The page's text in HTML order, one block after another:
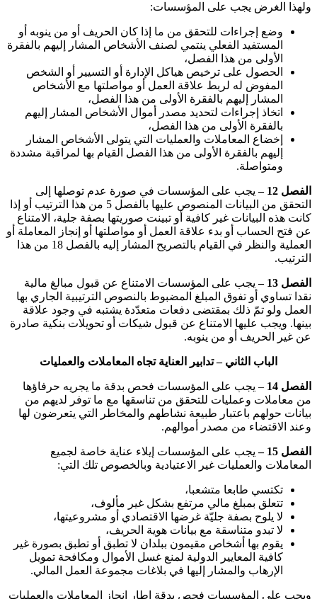
ولهذا الغرض يجب على المؤسسات:
وضع إجراءات للتحقق من ما إذا كان الحريف أو من ينوبه أو
المستفيد الفعلي ينتمي لصنف الأشخاص المشار إليهم بالفقرة
الأولى من هذا الفصل،
الحصول على ترخيص هياكل الإدارة أو التسيير أو الشخص
المفوض له لربط علاقة العمل أو مواصلتها مع الأشخاص
المشار إليهم بالفقرة الأولى من هذا الفصل،
اتخاذ إجراءات لتحديد مصدر أموال الأشخاص المشار إليهم
بالفقرة الأولى من هذا الفصل،
إخضاع المعاملات والعمليات التي يتولى الأشخاص المشار
إليهم بالفقرة الأولى من هذا الفصل القيام بها لمراقبة مشددة
ومتواصلة.
الفصل 12 –
يجب على المؤسسات في صورة عدم توصلها إلى
التحقق من البيانات المنصوص عليها بالفصل 5 من هذا الترتيب أو إذا
كانت هذه البيانات غير كافية أو تبينت صوريتها بصفة جلية، الامتناع
عن فتح الحساب أو بدء علاقة العمل أو مواصلتها أو إنجاز المعاملة أو
العملية والنظر في القيام بالتصريح المشار إليه بالفصل 18 من هذا
الترتيب.
الفصل 13 –
يجب على المؤسسات الامتناع عن قبول مبالغ مالية
نقدا تساوي أو تفوق المبلغ المضبوط بالنصوص الترتيبية الجاري بها
العمل ولو تمّ ذلك بمقتضى دفعات متعدّدة يشتبه في وجود علاقة
بينها. ويجب عليها الامتناع عن قبول شيكات أو تحويلات بنكية صادرة
عن غير الحريف أو من ينوبه.
الباب الثاني – تدابير العناية تجاه المعاملات والعمليات
الفصل 14
– يجب على المؤسسات فحص بدقة ما يجريه حرفاؤها
من معاملات وعمليات للتحقق من تناسقها مع ما توفر لديهم من
بيانات حولهم باعتبار طبيعة نشاطهم والمخاطر التي يتعرضون لها
وعند الاقتضاء من مصدر أموالهم.
الفصل 15 –
يجب على المؤسسات إيلاء عناية خاصة لجميع
المعاملات والعمليات غير الاعتيادية وبالخصوص تلك التي:
تكتسي طابعا متشعبا،
تتعلق بمبلغ مالي مرتفع بشكل غير مألوف،
لا يلوح بصفة جليّة غرضها الاقتصادي أو مشروعيتها،
لا تبدو متناسقة مع بيانات هوية الحريف،
يقوم بها أشخاص مقيمون ببلدان لا تطبق أو تطبق بصورة غير
كافية المعايير الدولية لمنع غسل الأموال ومكافحة تمويل
الإرهاب والمشار إليها في بلاغات مجموعة العمل المالي.
ويجب على المؤسسات فحص بدقة إطار إنجاز المعاملات والعمليات